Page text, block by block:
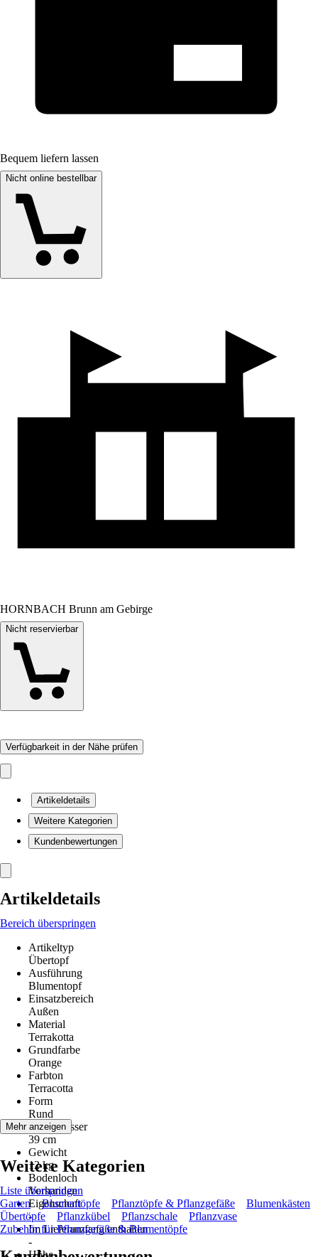
Bequem liefern lassen
Nicht online bestellbar
HORNBACH Brunn am Gebirge
Nicht reservierbar
Verfügbarkeit in der Nähe prüfen
Artikeldetails
Weitere Kategorien
Kundenbewertungen
Artikeldetails
Bereich überspringen
Artikeltyp
Übertopf
Ausführung
Blumentopf
Einsatzbereich
Außen
Material
Terrakotta
Grundfarbe
Orange
Farbton
Terracotta
Form
Rund
Durchmesser
39 cm
Gewicht
12 kg
Bodenloch
Vorhanden
Eigenschaft
-
Im Lieferumfang enthalten
-
Höhe
Mehr anzeigen
Weitere Kategorien
Liste überspringen
Garten
Blumentöpfe Pflanztöpfe & Pflanzgefäße
Blumenkästen
Übertöpfe
Pflanzkübel Pflanzschale
Pflanzvase
Zubehör für Pflanzgefäße & Blumentöpfe